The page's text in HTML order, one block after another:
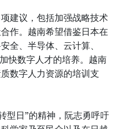
建议，包括加强战略技术
作。越南希望借鉴日本在
全、半导体、云计算、
快数字人才的培养。越南
数字人力资源的培训支
型日”的精神，阮志勇呼吁